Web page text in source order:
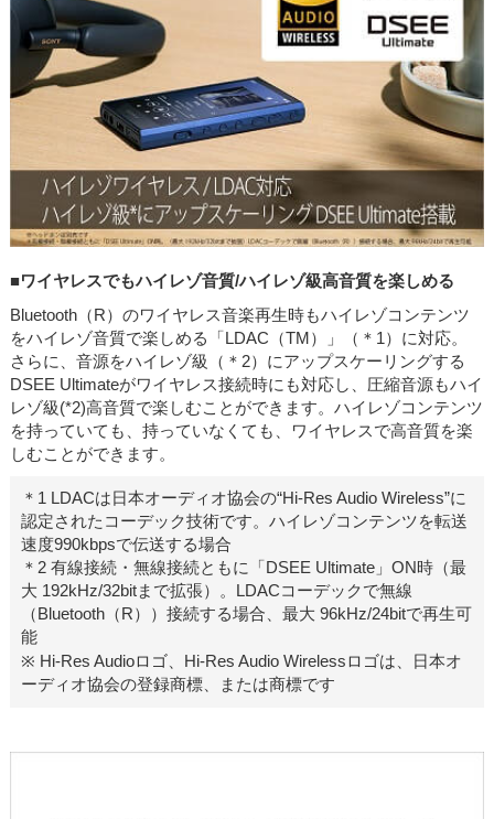
■ワイヤレスでもハイレゾ音質/ハイレゾ級高音質を楽しめる
Bluetooth（R）のワイヤレス音楽再生時もハイレゾコンテンツ
をハイレゾ音質で楽しめる「LDAC（TM）」（＊1）に対応。
さらに、音源をハイレゾ級（＊2）にアップスケーリングする
DSEE Ultimateがワイヤレス接続時にも対応し、圧縮音源もハイ
レゾ級(*2)高音質で楽しむことができます。ハイレゾコンテンツ
を持っていても、持っていなくても、ワイヤレスで高音質を楽
しむことができます。
＊1 LDACは日本オーディオ協会の“Hi-Res Audio Wireless”に
認定されたコーデック技術です。ハイレゾコンテンツを転送
速度990kbpsで伝送する場合
＊2 有線接続・無線接続ともに「DSEE Ultimate」ON時（最
大 192kHz/32bitまで拡張）。LDACコーデックで無線
（Bluetooth（R））接続する場合、最大 96kHz/24bitで再生可
能
※ Hi-Res Audioロゴ、Hi-Res Audio Wirelessロゴは、日本オ
ーディオ協会の登録商標、または商標です